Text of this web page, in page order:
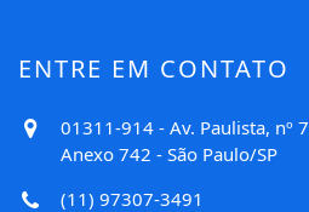
ENTRE EM CONTATO
01311-914 - Av. Paulista, nº
Anexo 742 - São Paulo/SP
(11) 97307-3491